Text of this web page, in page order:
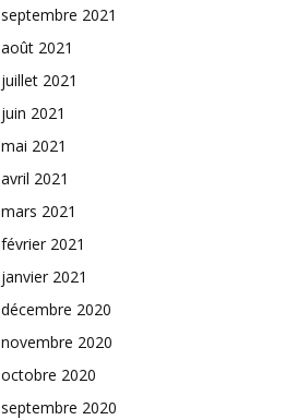
septembre 2021
août 2021
juillet 2021
juin 2021
mai 2021
avril 2021
mars 2021
février 2021
janvier 2021
décembre 2020
novembre 2020
octobre 2020
septembre 2020